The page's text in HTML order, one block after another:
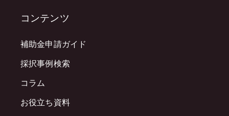
コンテンツ
補助金申請ガイド
採択事例検索
コラム
お役立ち資料